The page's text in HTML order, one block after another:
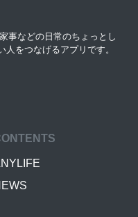
事などの日常のちょっとし
をつなげるアプリです。